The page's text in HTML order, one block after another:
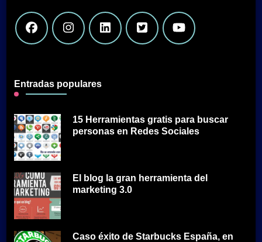
Entradas populares
15 Herramientas gratis para buscar
personas en Redes Sociales
El blog la gran herramienta del
marketing 3.0
Caso éxito de Starbucks España, en